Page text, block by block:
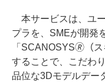
本サービスは、ユ
プラを、SMEが開発
「SCANOSYS🄬（
することで、こだわ
品位な3Dモデルデー